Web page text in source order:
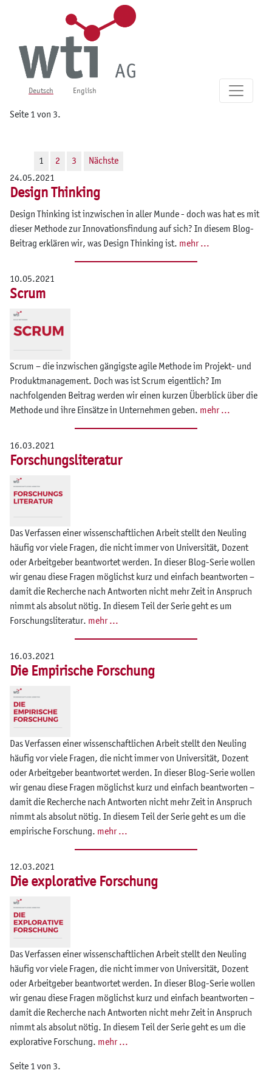
Deutsch English
Seite 1 von 3.
1 2 3
Nächste
24.05.2021
Design Thinking
Design Thinking ist inzwischen in aller Munde - doch was hat es mit
dieser Methode zur Innovationsfindung auf sich? In diesem Blog-
Beitrag erklären wir, was Design Thinking ist. mehr ...
10.05.2021
Scrum
Scrum – die inzwischen gängigste agile Methode im Projekt- und
Produktmanagement. Doch was ist Scrum eigentlich? Im
nachfolgenden Beitrag werden wir einen kurzen Überblick über die
Methode und ihre Einsätze in Unternehmen geben. mehr ...
16.03.2021
Forschungsliteratur
Das Verfassen einer wissenschaftlichen Arbeit stellt den Neuling
häufig vor viele Fragen, die nicht immer von Universität, Dozent
oder Arbeitgeber beantwortet werden. In dieser Blog-Serie wollen
wir genau diese Fragen möglichst kurz und einfach beantworten –
damit die Recherche nach Antworten nicht mehr Zeit in Anspruch
nimmt als absolut nötig. In diesem Teil der Serie geht es um
Forschungsliteratur. mehr ...
16.03.2021
Die Empirische Forschung
Das Verfassen einer wissenschaftlichen Arbeit stellt den Neuling
häufig vor viele Fragen, die nicht immer von Universität, Dozent
oder Arbeitgeber beantwortet werden. In dieser Blog-Serie wollen
wir genau diese Fragen möglichst kurz und einfach beantworten –
damit die Recherche nach Antworten nicht mehr Zeit in Anspruch
nimmt als absolut nötig. In diesem Teil der Serie geht es um die
empirische Forschung. mehr ...
12.03.2021
Die explorative Forschung
Das Verfassen einer wissenschaftlichen Arbeit stellt den Neuling
häufig vor viele Fragen, die nicht immer von Universität, Dozent
oder Arbeitgeber beantwortet werden. In dieser Blog-Serie wollen
wir genau diese Fragen möglichst kurz und einfach beantworten –
damit die Recherche nach Antworten nicht mehr Zeit in Anspruch
nimmt als absolut nötig. In diesem Teil der Serie geht es um die
explorative Forschung. mehr ...
Seite 1 von 3.